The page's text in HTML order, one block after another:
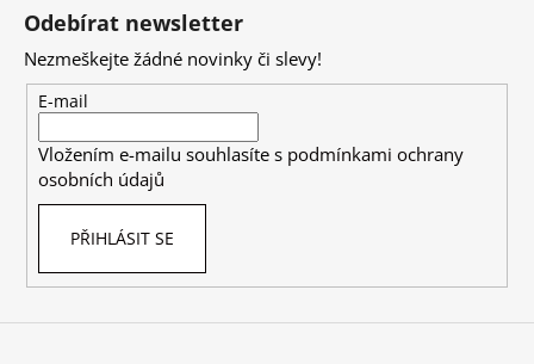
Odebírat newsletter
Nezmeškejte žádné novinky či slevy!
E-mail
Vložením e-mailu souhlasíte s podmínkami ochrany
osobních údajů
PŘIHLÁSIT SE